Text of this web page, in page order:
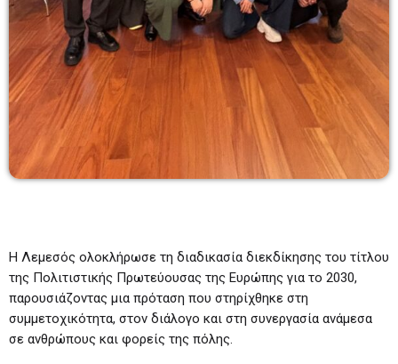
Η Λεμεσός ολοκλήρωσε τη διαδικασία διεκδίκησης του τίτλου
της Πολιτιστικής Πρωτεύουσας της Ευρώπης για το 2030,
παρουσιάζοντας μια πρόταση που στηρίχθηκε στη
συμμετοχικότητα, στον διάλογο και στη συνεργασία ανάμεσα
σε ανθρώπους και φορείς της πόλης.